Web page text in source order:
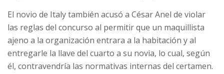
El novio de Italy también acusó a César Anel de violar
las reglas del concurso al permitir que un maquillista
ajeno a la organización entrara a la habitación y al
entregarle la llave del cuarto a su novia, lo cual, según
él, contravendría las normativas internas del certamen.